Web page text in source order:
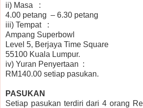
ii) Masa
:
4.00 petang – 6.30 petang
iii) Tempat
:
Ampang Superbowl
Level 5, Berjaya Time Square
55100 Kuala Lumpur.
iv) Yuran Penyertaan :
RM140.00 setiap pasukan.
PASUKAN
Setiap pasukan terdiri dari 4 orang